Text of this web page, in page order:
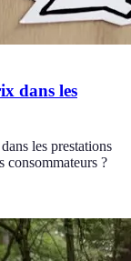
dans les
les prestations
consommateurs ?